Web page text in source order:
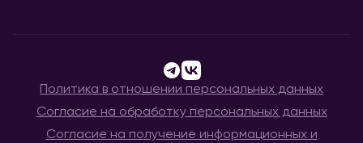
Политика в отношении персональных данных
Согласие на обработку персональных данных
Согласие на получение информационных и